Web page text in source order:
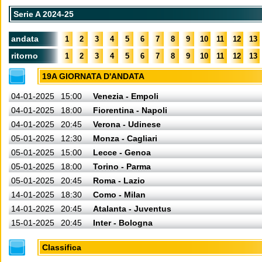
Serie A 2024-25
andata 1 2 3 4 5 6 7 8 9 10 11 12 13
ritorno 1 2 3 4 5 6 7 8 9 10 11 12 13
19A GIORNATA D'ANDATA
04-01-2025 15:00
Venezia - Empoli
04-01-2025
18:00
Fiorentina - Napoli
04-01-2025
20:45
Verona - Udinese
05-01-2025
12:30
Monza - Cagliari
05-01-2025
15:00
Lecce - Genoa
05-01-2025
18:00
Torino - Parma
05-01-2025
20:45
Roma - Lazio
14-01-2025
18:30
Como - Milan
14-01-2025
20:45
Atalanta - Juventus
15-01-2025
20:45 Inter - Bologna
Classifica